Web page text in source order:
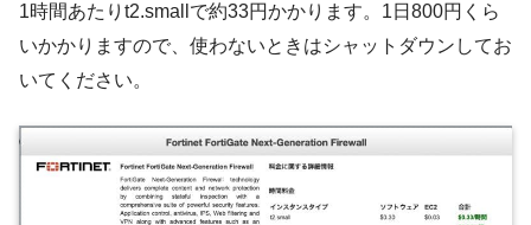
1時間あたりt2.smallで約33円かかります。1日800円くら
いかかりますので、使わないときはシャットダウンしてお
いてください。